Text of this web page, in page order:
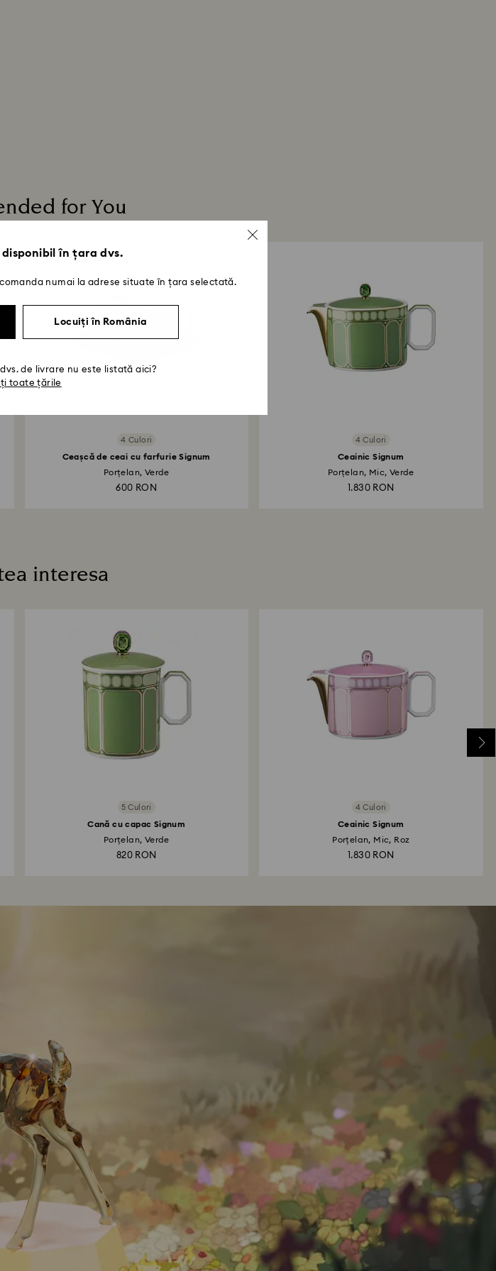
for You
4 Culori
Ceașcă de ceai cu farfurie Signum
Porțelan, Verde
600 RON
4 Culori
Ceainic Signum
Porțelan, Mic, Verde
1.830 RON
interesa
5 Culori
Cană cu capac Signum
Porțelan, Verde
820 RON
4 Culori
Ceainic Signum
Porțelan, Mic, Roz
1.830 RON
disponibil în țara dvs.
numai la adrese situate în țara selectată.
Locuiți în România
de livrare nu este listată aici?
toate țările